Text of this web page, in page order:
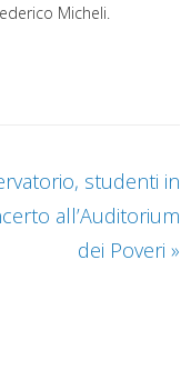
Micheli.
studenti in
all’Auditorium
dei Poveri »